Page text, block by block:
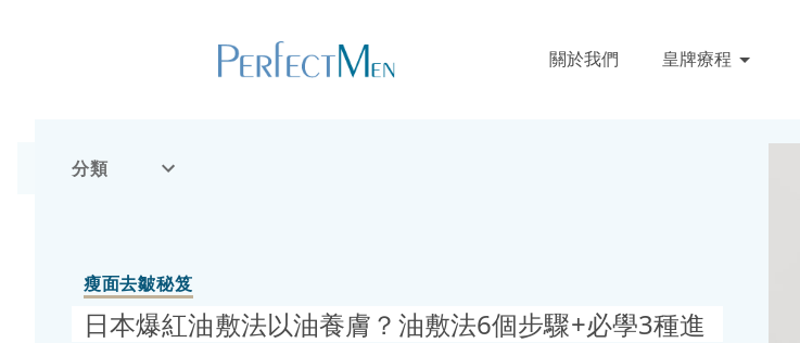
分類
關於我們 皇牌療程
瘦面去皺秘笈
日本爆紅油敷法以油養膚？油敷法6個步驟+必學3種進